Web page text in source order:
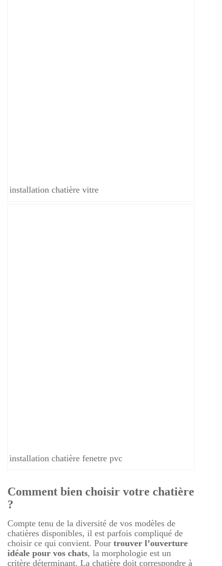
installation chatière vitre
installation chatière fenetre pvc
Comment bien choisir votre chatière
?
Compte tenu de la diversité de vos modèles de
chatières disponibles, il est parfois compliqué de
choisir ce qui convient. Pour trouver l’ouverture
idéale pour vos chats, la morphologie est un
critère déterminant. La chatière doit correspondre à